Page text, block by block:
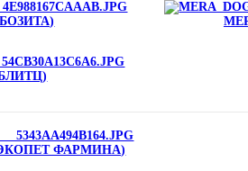
(ЭКОПЕТ ФАРМИНА)